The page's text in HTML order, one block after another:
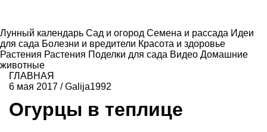
Лунный календарь Сад и огород Семена и рассада Идеи
для сада Болезни и вредители Красота и здоровье
Растения Растения Поделки для сада Видео Домашние
животные
ГЛАВНАЯ
6 мая 2017 /Galija1992
Огурцы в теплице